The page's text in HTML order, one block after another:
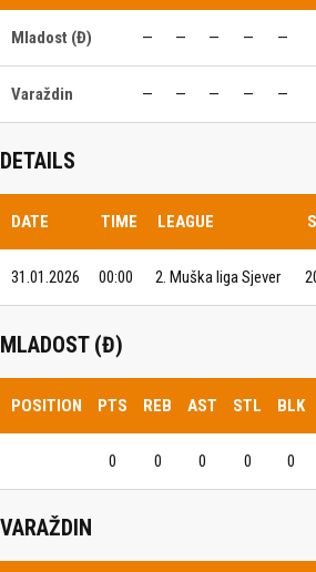
Mladost (Đ) — — — — —
Varaždin — — — — —
DETAILS
DATE TIME LEAGUE
31.01.2026 00:00 2. Muška liga Sjever
MLADOST (Đ)
POSITION PTS REB AST STL BLK
0 0 0 0 0
VARAŽDIN